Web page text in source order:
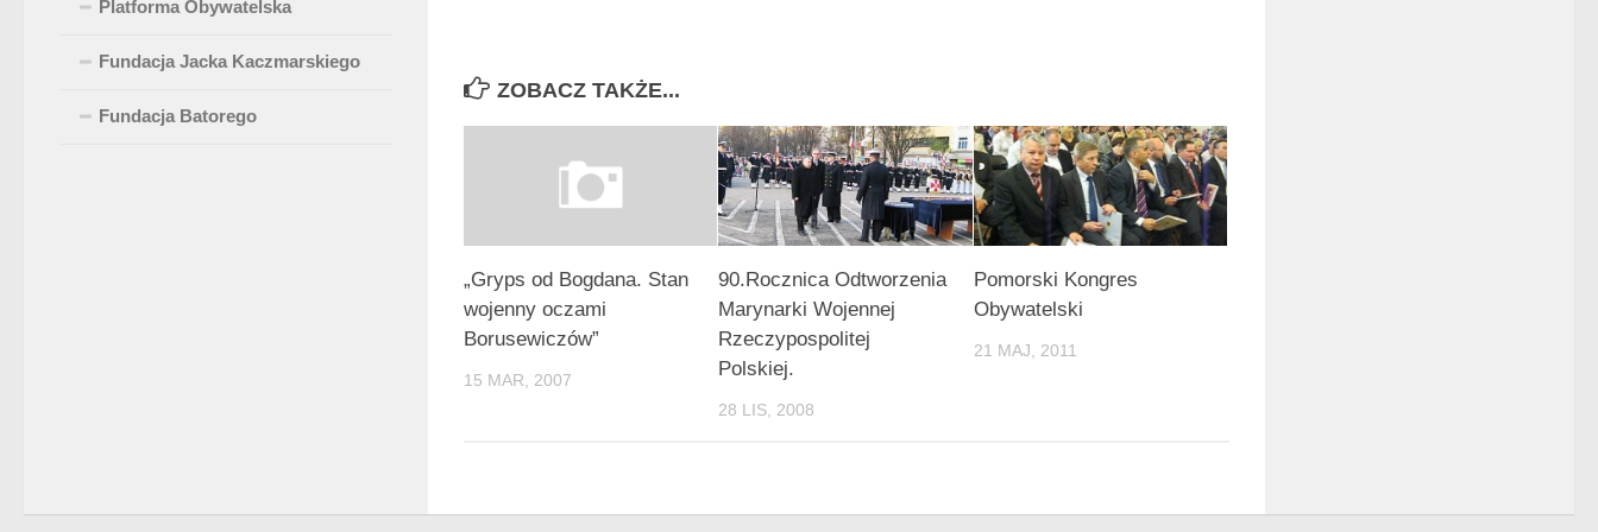
ZOBACZ TAKŻE...
„Gryps od Bogdana. Stan
wojenny oczami
Borusewiczów”
15 MAR, 2007
90.Rocznica Odtworzenia
Marynarki Wojennej
Rzeczypospolitej
Polskiej.
28 LIS, 2008
Pomorski Kongres
Obywatelski
21 MAJ, 2011
Platforma Obywatelska
Fundacja Jacka Kaczmarskiego
Fundacja Batorego